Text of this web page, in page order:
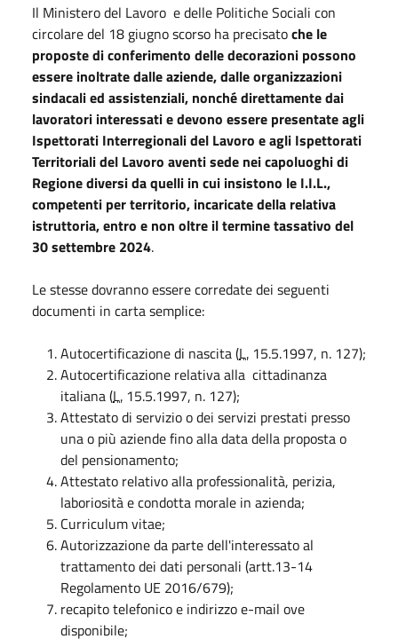
Il Ministero del Lavoro e delle Politiche Sociali con
circolare del 18 giugno scorso ha precisatoche le
proposte di conferimento delle decorazioni possono
essere inoltrate dalle aziende, dalle organizzazioni
sindacali ed assistenziali, nonché direttamente dai
lavoratori interessati e devono essere presentate agli
Ispettorati Interregionali del Lavoro e agli Ispettorati
Territoriali del Lavoro aventi sede nei capoluoghi di
Regione diversi da quelli in cui insistono le I.I.L.,
competenti per territorio, incaricate della relativa
istruttoria,entro e non oltre il termine tassativo del
30 settembre 2024.
Le stesse dovranno essere corredate dei seguenti
documenti in carta semplice:
Autocertificazione di nascita (L. 15.5.1997, n. 127);
Autocertificazione relativa alla cittadinanza
italiana (L. 15.5.1997, n. 127);
Attestato di servizio o dei servizi prestati presso
una o più aziende fino alla data della proposta o
del pensionamento;
Attestato relativo alla professionalità, perizia,
laboriosità e condotta morale in azienda;
Curriculum vitae;
Autorizzazione da parte dell'interessato al
trattamento dei dati personali (artt.13-14
Regolamento UE 2016/679);
recapito telefonico e indirizzo e-mail ove
disponibile;